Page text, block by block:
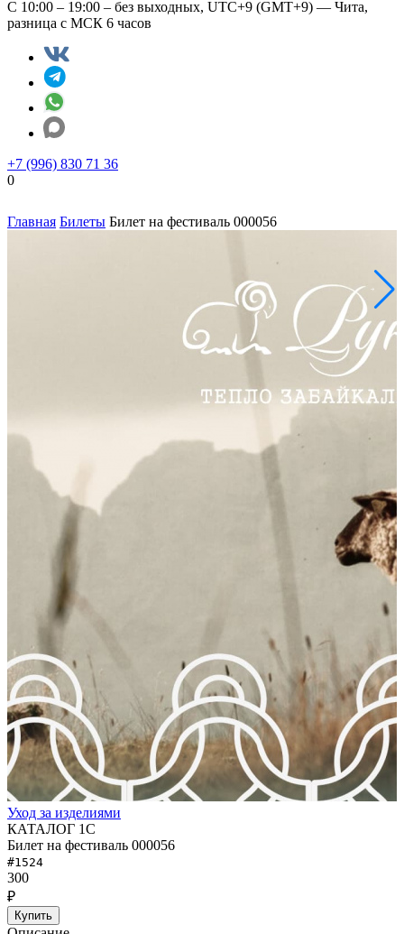
С 10:00 – 19:00 – без выходных, UTC+9 (GMT+9) — Чита,
разница с МСК 6 часов
+7 (996) 830 71 36
0
Главная Билеты Билет на фестиваль 000056
Уход за изделиями
КАТАЛОГ 1С
Билет на фестиваль 000056
#1524
300
₽
Купить